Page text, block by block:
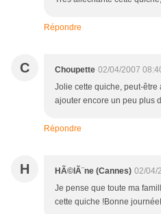
Répondre
C Choupette 02/04/2007
Jolie cette quiche, peut-
ajouter encore un peu plus
Répondre
H HÃ©lÃ¨ne (Cannes) 02/04/
Je pense que toute ma
cette quiche !Bonne